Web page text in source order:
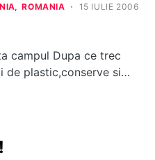
ROMANIA 15 IULIE 2006
campul Dupa ce trec
de plastic,conserve si…